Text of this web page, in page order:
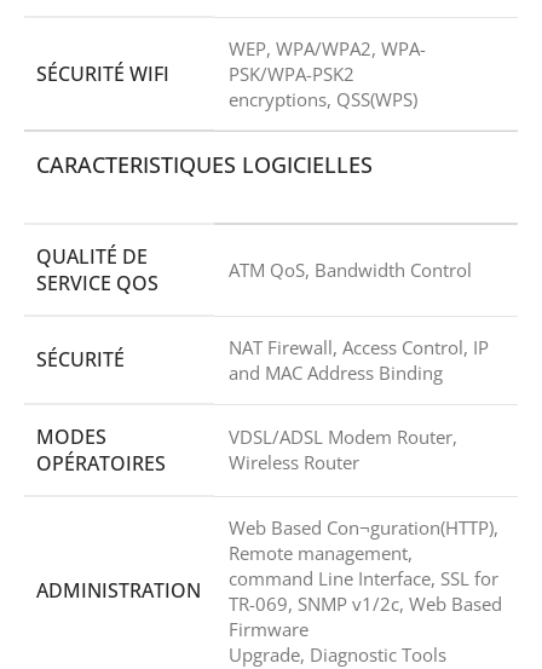
SÉCURITÉ WIFI
WEP, WPA/WPA2, WPA-
PSK/WPA-PSK2
encryptions, QSS(WPS)
CARACTERISTIQUES LOGICIELLES
QUALITÉ DE
SERVICE QOS
ATM QoS, Bandwidth Control
SÉCURITÉ
NAT Firewall, Access Control, IP
and MAC Address Binding
MODES
OPÉRATOIRES
VDSL/ADSL Modem Router,
Wireless Router
ADMINISTRATION
Web Based Con¬guration(HTTP),
Remote management,
command Line Interface, SSL for
TR-069, SNMP v1/2c, Web Based
Firmware
Upgrade, Diagnostic Tools